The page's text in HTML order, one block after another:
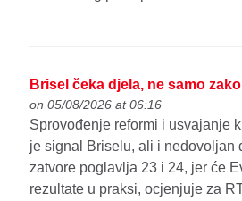
Brisel čeka djela, ne samo
on 05/08/2026 at 06:16
Sprovođenje reformi i usvajanje
je signal Briselu, ali i nedovoljan
zatvore poglavlja 23 i 24, jer će
rezultate u praksi, ocjenjuje za